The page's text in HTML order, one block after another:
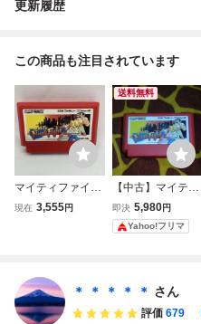
更新履歴
この商品も注目されています
マイティファイナ
ルファイト FC フ
現在 3,555円
送料無料
【中古】マイティ
ファイナルファイ
ト
即決 5,980円
Yahoo!フリマ
＊ ＊ ＊ ＊ ＊ さん
評価 679